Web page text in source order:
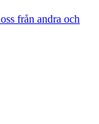
från andra och